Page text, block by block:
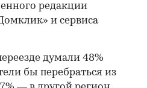
редакции
и сервиса
думали 48%
бы перебраться из